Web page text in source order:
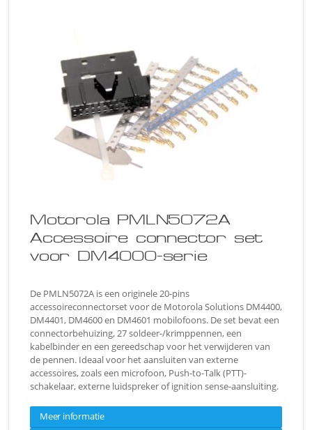
Motorola PMLN5072A
Accessoire connector set
voor DM4000-serie
De PMLN5072A is een originele 20-pins
accessoireconnectorset voor de Motorola Solutions DM4400,
DM4401, DM4600 en DM4601 mobilofoons. De set bevat een
connectorbehuizing, 27 soldeer-/krimppennen, een
kabelbinder en een gereedschap voor het verwijderen van
de pennen. Ideaal voor het aansluiten van externe
accessoires, zoals een microfoon, Push-to-Talk (PTT)-
schakelaar, externe luidspreker of ignition sense-aansluiting.
Meer informatie